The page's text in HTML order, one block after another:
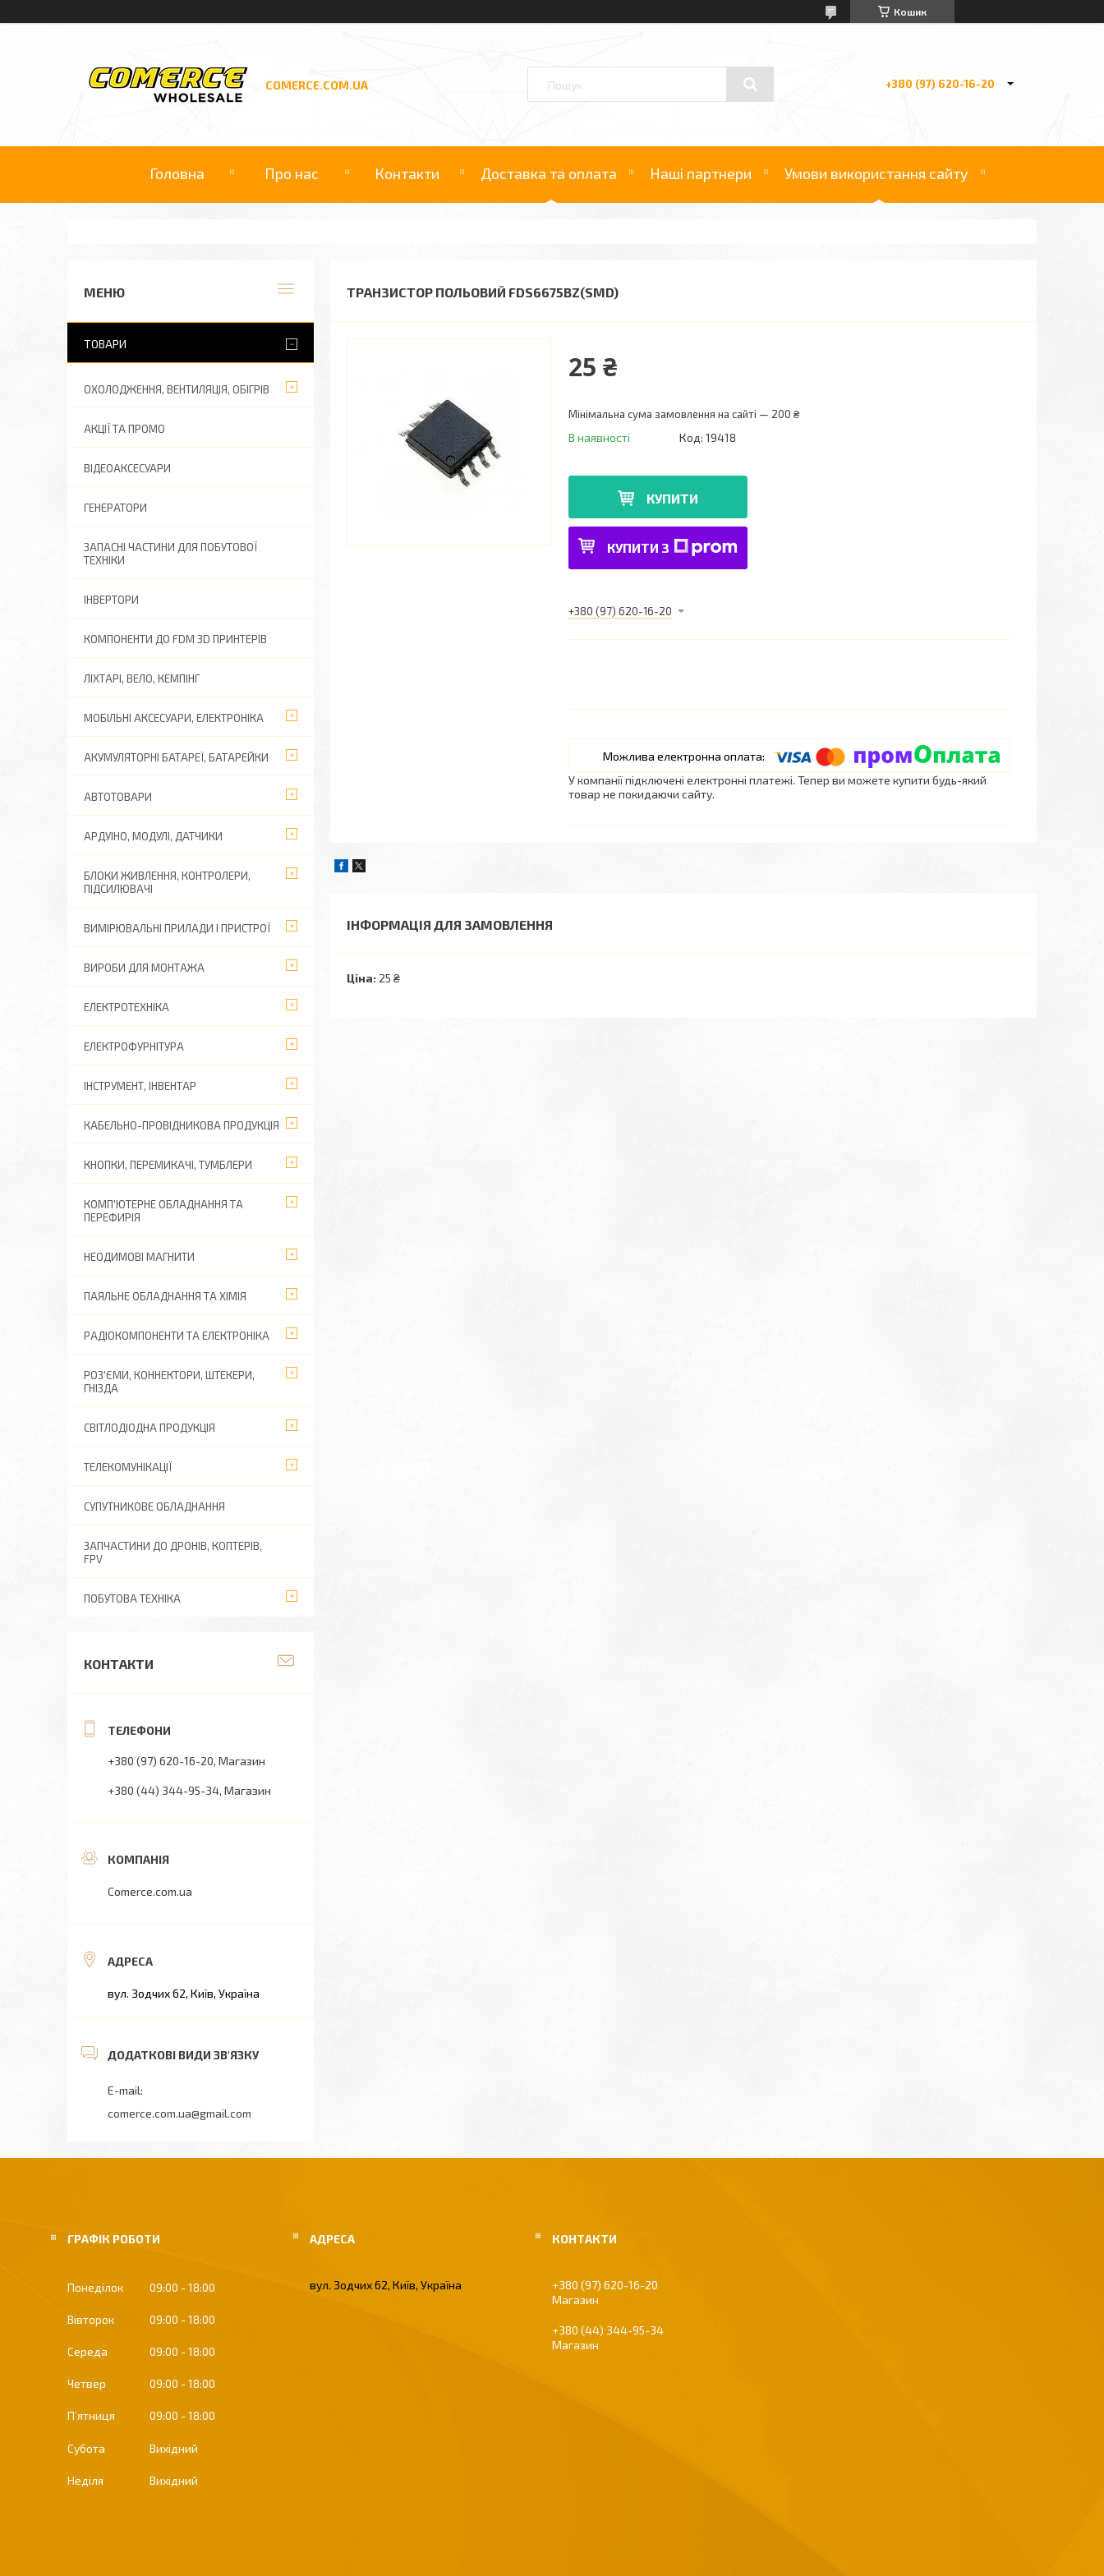
Кошик
COMERCE.COM.UA +380 (97) 620-16-20
Головна Про нас Контакти Доставка та оплата Наші партнери Умови використання сайту
ТРАНЗИСТОР ПОЛЬОВИЙ FDS6675BZ(SMD)
25 ₴
Мінімальна сума замовлення на сайті — 200 ₴
В наявності Код: 19418
КУПИТИ
КУПИТИ З
+380 (97) 620-16-20
У компанії підключені електронні платежі. Тепер ви можете купити будь-який
товар не покидаючи сайту.
ІНФОРМАЦІЯ ДЛЯ ЗАМОВЛЕННЯ
Ціна: 25 ₴
ТОВАРИ
ОХОЛОДЖЕННЯ, ВЕНТИЛЯЦІЯ, ОБІГРІВ
АКЦІЇ ТА ПРОМО
ВІДЕОАКСЕСУАРИ
ГЕНЕРАТОРИ
ЗАПАСНІ ЧАСТИНИ ДЛЯ ПОБУТОВОЇ
ТЕХНІКИ
ІНВЕРТОРИ
КОМПОНЕНТИ ДО FDM 3D ПРИНТЕРІВ
ЛІХТАРІ, ВЕЛО, КЕМПІНГ
МОБІЛЬНІ АКСЕСУАРИ, ЕЛЕКТРОНІКА
АКУМУЛЯТОРНІ БАТАРЕЇ, БАТАРЕЙКИ
АВТОТОВАРИ
АРДУІНО, МОДУЛІ, ДАТЧИКИ
БЛОКИ ЖИВЛЕННЯ, КОНТРОЛЕРИ,
ПІДСИЛЮВАЧІ
ВИМІРЮВАЛЬНІ ПРИЛАДИ І ПРИСТРОЇ
ВИРОБИ ДЛЯ МОНТАЖА
ЕЛЕКТРОТЕХНІКА
ЕЛЕКТРОФУРНІТУРА
ІНСТРУМЕНТ, ІНВЕНТАР
КАБЕЛЬНО-ПРОВІДНИКОВА ПРОДУКЦІЯ
КНОПКИ, ПЕРЕМИКАЧІ, ТУМБЛЕРИ
КОМП'ЮТЕРНЕ ОБЛАДНАННЯ ТА
ПЕРЕФИРІЯ
НЕОДИМОВІ МАГНИТИ
ПАЯЛЬНЕ ОБЛАДНАННЯ ТА ХІМІЯ
РАДІОКОМПОНЕНТИ ТА ЕЛЕКТРОНІКА
РОЗ'ЄМИ, КОННЕКТОРИ, ШТЕКЕРИ,
ГНІЗДА
СВІТЛОДІОДНА ПРОДУКЦІЯ
ТЕЛЕКОМУНІКАЦІЇ
СУПУТНИКОВЕ ОБЛАДНАННЯ
ЗАПЧАСТИНИ ДО ДРОНІВ, КОПТЕРІВ,
FPV
ПОБУТОВА ТЕХНІКА
КОНТАКТИ
+380 (97) 620-16-20 Магазин
+380 (44) 344-95-34 Магазин
Comerce.com.ua
вул. Зодчих 62, Київ, Україна
comerce.com.ua@gmail.com
ГРАФІК РОБОТИ
Понеділок 09:00 18:00
Вівторок 09:00 18:00
Середа 09:00 18:00
Четвер 09:00 18:00
Пʼятниця 09:00 18:00
Субота Вихідний
Неділя Вихідний
вул. Зодчих 62, Київ, Україна
+380 (97) 620-16-20
Магазин
+380 (44) 344-95-34
Магазин